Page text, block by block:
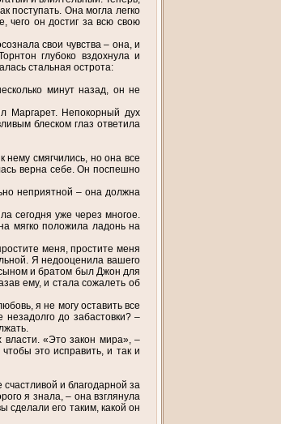
поступать. Она могла легко
чего он достиг за всю свою
свои чувства – она, и
глубоко вздохнула и
стальная острота:
минут назад, он не
Маргарет. Непокорный дух
блеском глаз ответила
нему смягчились, но она все
верна себе. Он поспешно
неприятной – она должна
сегодня уже через многое.
мягко положила ладонь на
меня, простите меня
Я недооценила вашего
и братом был Джон для
ему, и стала сожалеть об
я не могу оставить все
до забастовки? –
власти. «Это закон мира», –
это исправить, и так и
и благодарной за
я знала, – она взглянула
сделали его таким, какой он